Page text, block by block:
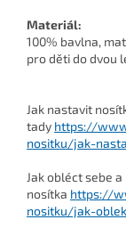
Materiál:
100% bavlna,
pro děti do dvou
Jak nastavit
tady https://
nositku/jak-
Jak obléct sebe
nosítka https://
nositku/jak-